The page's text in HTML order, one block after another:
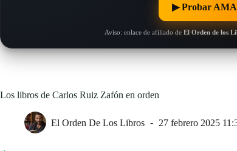
▶︎ Probar
Aviso: enlace de afiliado de El Orden de los
Los libros de Carlos Ruiz Zafón en orden
El Orden De Los Libros 27 febrero 2025